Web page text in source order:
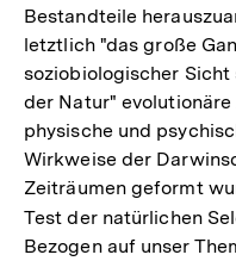
Bestandteile
letztlich "das große
soziobiologischer Sicht
der Natur"
physische und
Wirkweise der
Zeiträumen geformt
Test der natürlichen
Bezogen auf unser